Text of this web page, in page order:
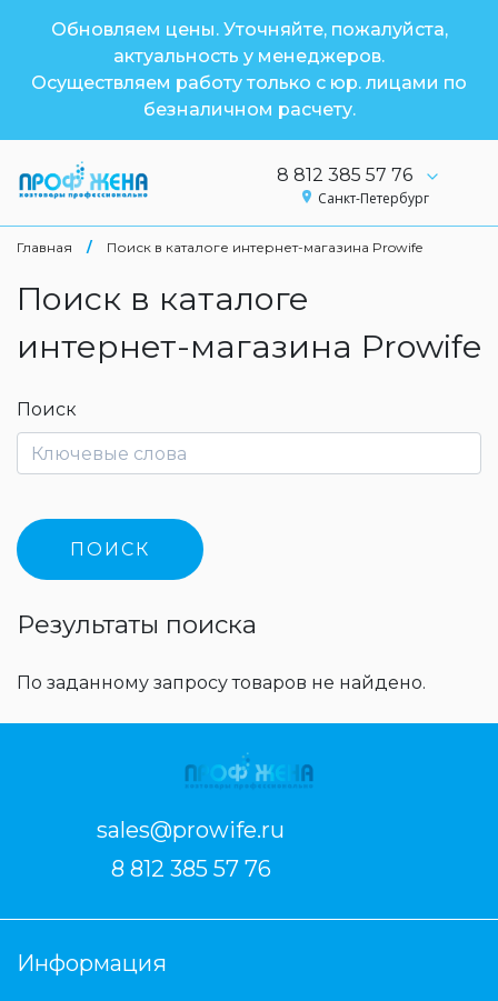
Обновляем цены. Уточняйте, пожалуйста,
актуальность у менеджеров.
Осуществляем работу только с юр. лицами по
безналичном расчету.
8 812 385 57 76
Санкт-Петербург
Главная / Поиск в каталоге интернет-магазина Prowife
Поиск в каталоге
интернет-магазина Prowife
Поиск
Результаты поиска
По заданному запросу товаров не найдено.
sales@prowife.ru
8 812 385 57 76
Информация